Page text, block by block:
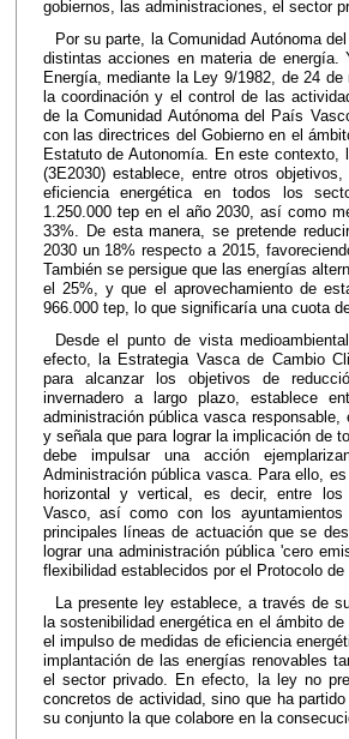
gobiernos, las administraciones, el sector
Por su parte, la Comunidad Autónoma
distintas acciones en materia de
Energía, mediante la Ley 9/1982, de 24
la coordinación y el control de las
de la Comunidad Autónoma del País
con las directrices del Gobierno en el
Estatuto de Autonomía. En este
(3E2030) establece, entre otros
eficiencia energética en todos los
1.250.000 tep en el año 2030, así como
33%. De esta manera, se pretende
2030 un 18% respecto a 2015,
También se persigue que las energías
el 25%, y que el aprovechamiento de
966.000 tep, lo que significaría una cuota
Desde el punto de vista
efecto, la Estrategia Vasca de Cambio
para alcanzar los objetivos de
invernadero a largo plazo, establece
administración pública vasca
y señala que para lograr la implicación de
debe impulsar una acción
Administración pública vasca. Para ello,
horizontal y vertical, es decir, entre los
Vasco, así como con los
principales líneas de actuación que se
lograr una administración pública 'cero
flexibilidad establecidos por el Protocolo
La presente ley establece, a través de
la sostenibilidad energética en el ámbito
el impulso de medidas de eficiencia
implantación de las energías renovables
el sector privado. En efecto, la ley no
concretos de actividad, sino que ha
su conjunto la que colabore en la